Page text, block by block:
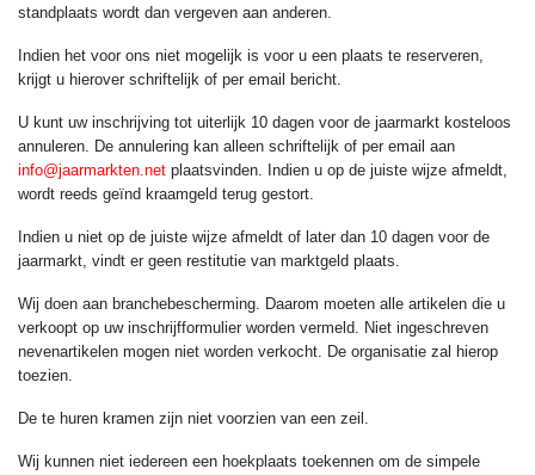
standplaats wordt dan vergeven aan anderen.
Indien het voor ons niet mogelijk is voor u een plaats te reserveren,
krijgt u hierover schriftelijk of per email bericht.
U kunt uw inschrijving tot uiterlijk 10 dagen voor de jaarmarkt kosteloos
annuleren. De annulering kan alleen schriftelijk of per email aan
info@jaarmarkten.net plaatsvinden. Indien u op de juiste wijze afmeldt,
wordt reeds geïnd kraamgeld terug gestort.
Indien u niet op de juiste wijze afmeldt of later dan 10 dagen voor de
jaarmarkt, vindt er geen restitutie van marktgeld plaats.
Wij doen aan branchebescherming. Daarom moeten alle artikelen die u
verkoopt op uw inschrijfformulier worden vermeld. Niet ingeschreven
nevenartikelen mogen niet worden verkocht. De organisatie zal hierop
toezien.
De te huren kramen zijn niet voorzien van een zeil.
Wij kunnen niet iedereen een hoekplaats toekennen om de simpele